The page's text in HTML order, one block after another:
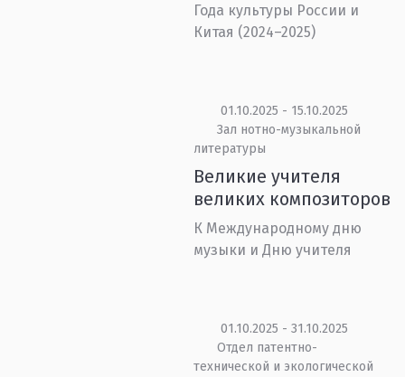
Года культуры России и
Китая (2024–2025)
01.10.2025 - 15.10.2025
Зал нотно-музыкальной
литературы
Великие учителя
великих композиторов
К Международному дню
музыки и Дню учителя
01.10.2025 - 31.10.2025
Отдел патентно-
технической и экологической